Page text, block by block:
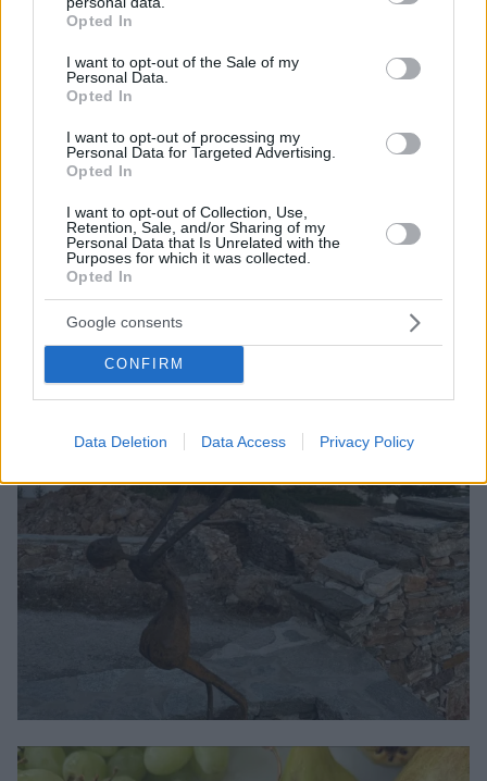
grant or deny consent to Google and its third-party tags to
use your data for below specified purposes in below Google
consent section.
Opted In
I want to opt-out of the Sale of my
Personal Data.
Opted In
I want to opt-out of processing my
Personal Data for Targeted Advertising.
Opted In
I want to opt-out of Collection, Use,
Retention, Sale, and/or Sharing of my
Personal Data that Is Unrelated with the
Purposes for which it was collected.
Opted In
Google consents
CONFIRM
Data Deletion Data Access Privacy Policy